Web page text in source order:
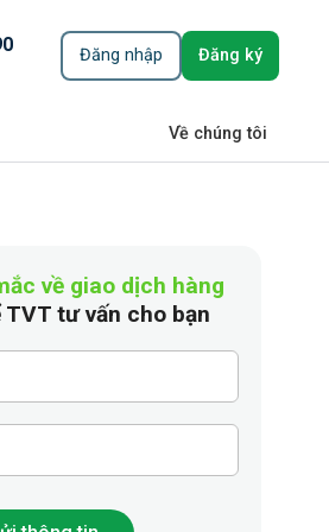
Đăng nhập Đăng ký
Về chúng tôi
về giao dịch hàng
TVT tư vấn cho bạn